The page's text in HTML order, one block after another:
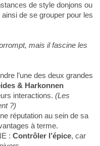
de style donjons ou
de se grouper pour les
mais il fascine les
l’une des deux grandes
& Harkonnen
interactions. (Les
?)
réputation au sein de sa
à terme.
: Contrôler l’épice, car